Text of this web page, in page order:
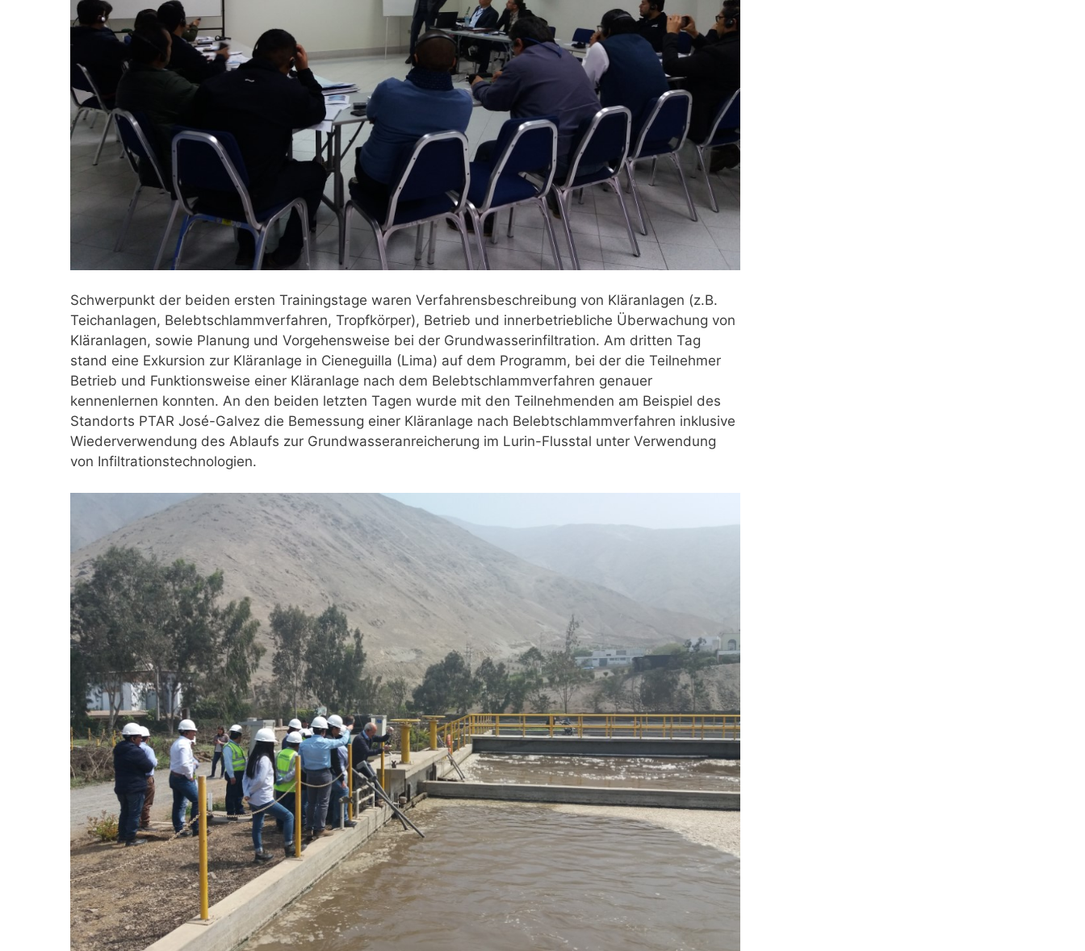
Schwerpunkt der beiden ersten Trainingstage waren Verfahrensbeschreibung von Kläranlagen (z.B.
Teichanlagen, Belebtschlammverfahren, Tropfkörper), Betrieb und innerbetriebliche Überwachung von
Kläranlagen, sowie Planung und Vorgehensweise bei der Grundwasserinfiltration. Am dritten Tag
stand eine Exkursion zur Kläranlage in Cieneguilla (Lima) auf dem Programm, bei der die Teilnehmer
Betrieb und Funktionsweise einer Kläranlage nach dem Belebtschlammverfahren genauer
kennenlernen konnten. An den beiden letzten Tagen wurde mit den Teilnehmenden am Beispiel des
Standorts PTAR José-Galvez die Bemessung einer Kläranlage nach Belebtschlammverfahren inklusive
Wiederverwendung des Ablaufs zur Grundwasseranreicherung im Lurin-Flusstal unter Verwendung
von Infiltrationstechnologien.